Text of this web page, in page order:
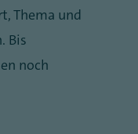
Thema und
Bis
noch